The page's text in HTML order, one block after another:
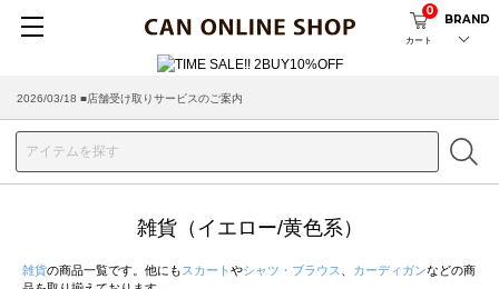
カート
0
BRAND
2026/03/18 ■店舗受け取りサービスのご案内
雑貨（イエロー/黄色系）
雑貨の商品一覧です。他にも スカート やシャツ・ブラウス カーディガンなどの商